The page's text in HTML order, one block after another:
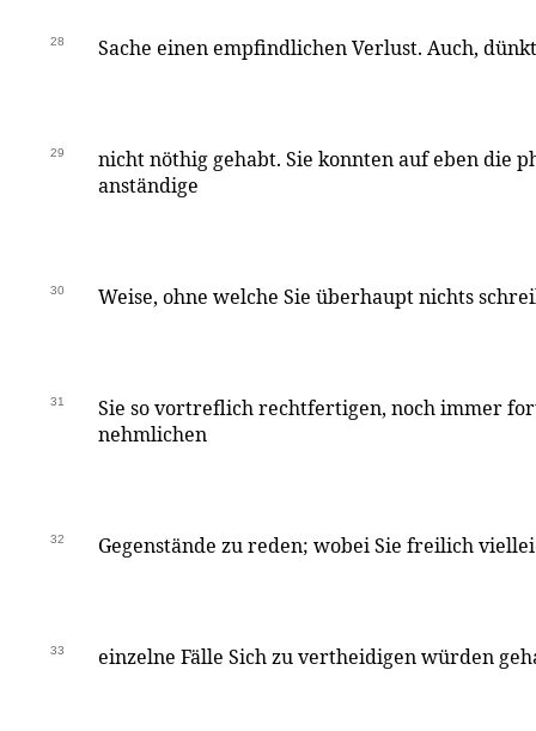
28 Sache einen empfindlichen Verlust. Auch,
29
nicht nöthig gehabt. Sie konnten auf eben die
anständige
30 Weise, ohne welche Sie überhaupt nichts
31
Sie so vortreflich rechtfertigen, noch immer
nehmlichen
32 Gegenstände zu reden; wobei Sie freilich
33 einzelne Fälle Sich zu vertheidigen würden